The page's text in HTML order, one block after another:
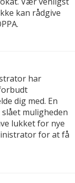
kan rådgive
har
dig med. En
muligheden
lukket for nye
for at få